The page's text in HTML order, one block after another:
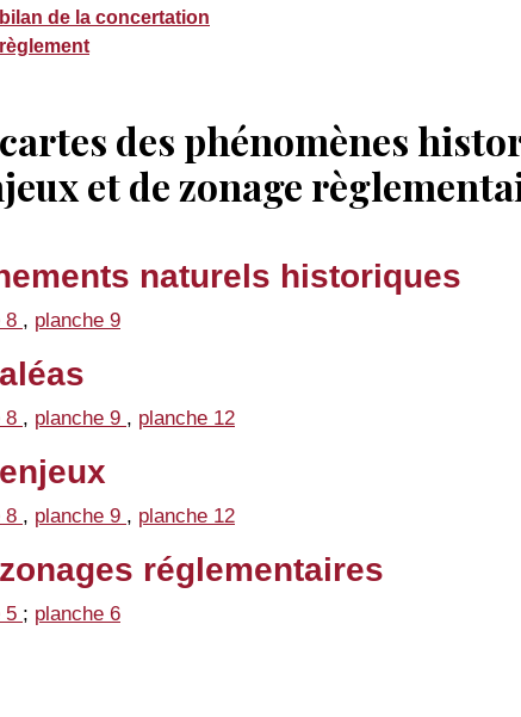
bilan de la concertation
règlement
des phénomènes
et de zonage
naturels historiques
8 , planche 9
8 , planche 9 , planche 12
8 , planche 9 , planche 12
réglementaires
5 ; planche 6